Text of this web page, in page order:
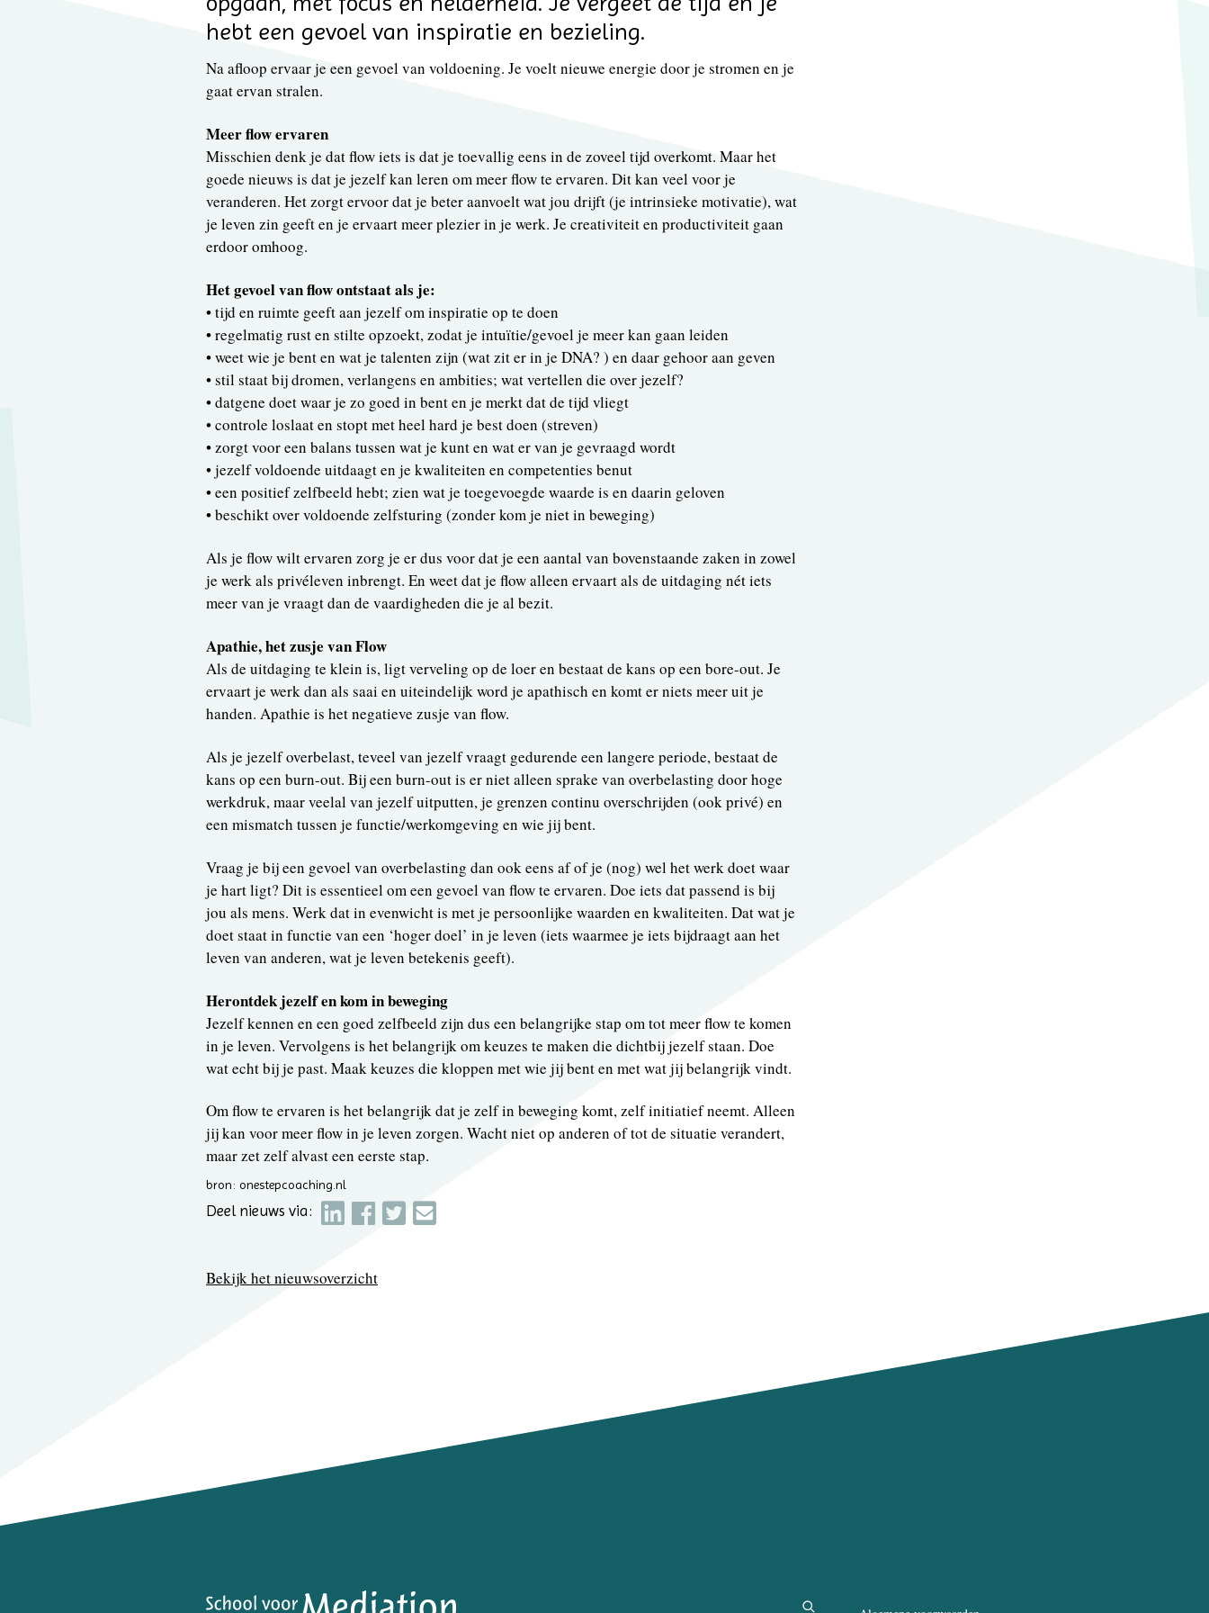
hebt een gevoel van inspiratie en bezieling.
Na afloop ervaar je een gevoel van voldoening. Je voelt nieuwe energie door je stromen en je
gaat ervan stralen.
Meer flow ervaren
Misschien denk je dat flow iets is dat je toevallig eens in de zoveel tijd overkomt. Maar het
goede nieuws is dat je jezelf kan leren om meer flow te ervaren. Dit kan veel voor je
veranderen. Het zorgt ervoor dat je beter aanvoelt wat jou drijft (je intrinsieke motivatie), wat
je leven zin geeft en je ervaart meer plezier in je werk. Je creativiteit en productiviteit gaan
erdoor omhoog.
Het gevoel van flow ontstaat als je:
• tijd en ruimte geeft aan jezelf om inspiratie op te doen
• regelmatig rust en stilte opzoekt, zodat je intuïtie/gevoel je meer kan gaan leiden
• weet wie je bent en wat je talenten zijn (wat zit er in je DNA? ) en daar gehoor aan geven
• stil staat bij dromen, verlangens en ambities; wat vertellen die over jezelf?
• datgene doet waar je zo goed in bent en je merkt dat de tijd vliegt
• controle loslaat en stopt met heel hard je best doen (streven)
• zorgt voor een balans tussen wat je kunt en wat er van je gevraagd wordt
• jezelf voldoende uitdaagt en je kwaliteiten en competenties benut
• een positief zelfbeeld hebt; zien wat je toegevoegde waarde is en daarin geloven
• beschikt over voldoende zelfsturing (zonder kom je niet in beweging)
Als je flow wilt ervaren zorg je er dus voor dat je een aantal van bovenstaande zaken in zowel
je werk als privéleven inbrengt. En weet dat je flow alleen ervaart als de uitdaging nét iets
meer van je vraagt dan de vaardigheden die je al bezit.
Apathie, het zusje van Flow
Als de uitdaging te klein is, ligt verveling op de loer en bestaat de kans op een bore-out. Je
ervaart je werk dan als saai en uiteindelijk word je apathisch en komt er niets meer uit je
handen. Apathie is het negatieve zusje van flow.
Als je jezelf overbelast, teveel van jezelf vraagt gedurende een langere periode, bestaat de
kans op een burn-out. Bij een burn-out is er niet alleen sprake van overbelasting door hoge
werkdruk, maar veelal van jezelf uitputten, je grenzen continu overschrijden (ook privé) en
een mismatch tussen je functie/werkomgeving en wie jij bent.
Vraag je bij een gevoel van overbelasting dan ook eens af of je (nog) wel het werk doet waar
je hart ligt? Dit is essentieel om een gevoel van flow te ervaren. Doe iets dat passend is bij
jou als mens. Werk dat in evenwicht is met je persoonlijke waarden en kwaliteiten. Dat wat je
doet staat in functie van een ‘hoger doel’ in je leven (iets waarmee je iets bijdraagt aan het
leven van anderen, wat je leven betekenis geeft).
Herontdek jezelf en kom in beweging
Jezelf kennen en een goed zelfbeeld zijn dus een belangrijke stap om tot meer flow te komen
in je leven. Vervolgens is het belangrijk om keuzes te maken die dichtbij jezelf staan. Doe
wat echt bij je past. Maak keuzes die kloppen met wie jij bent en met wat jij belangrijk vindt.
Om flow te ervaren is het belangrijk dat je zelf in beweging komt, zelf initiatief neemt. Alleen
jij kan voor meer flow in je leven zorgen. Wacht niet op anderen of tot de situatie verandert,
maar zet zelf alvast een eerste stap.
bron: onestepcoaching.nl
Deel nieuws via:
Bekijk het nieuwsoverzicht